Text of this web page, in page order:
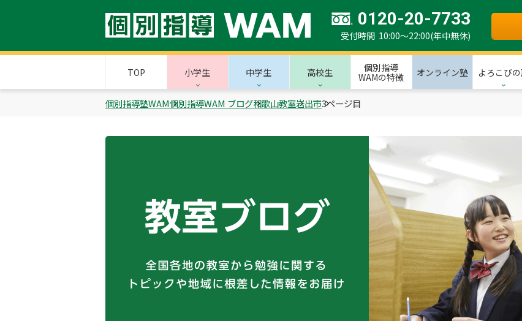
0120-20-7733
受付時間 10:00～22:00(年中無休)
TOP 小学生 中学生 高校生
個別指導
WAMの特徴
オンライン塾 よろこび
個別指導塾WAM個別指導WAM ブログ和歌山教室岩出市3ページ目